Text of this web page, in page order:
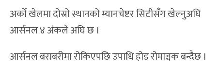
अर्को खेलमा दोस्रो स्थानको म्यानचेष्टर सिटीसँग खेल्नुअघि
आर्सनल ४ अंकले अघि छ ।
आर्सनल बराबरीमा रोकिएपछि उपाधि होड रोमाञ्चक बन्दैछ ।